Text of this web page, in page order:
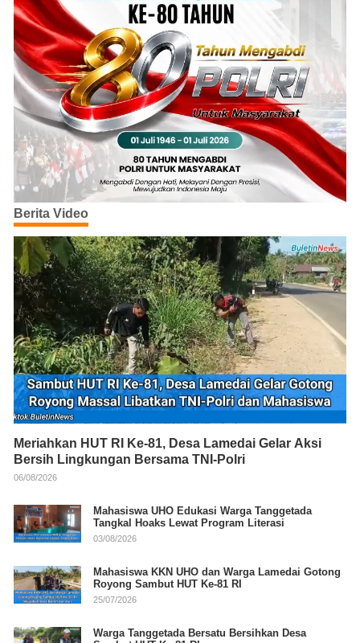
Berita Video
Meriahkan HUT RI Ke-81, Desa Lamedai Gelar Aksi
Bersih Lingkungan Bersama TNI-Polri
06/08/2026
Mahasiswa UHO Edukasi Warga Tanggetada
Tangkal Hoaks Lewat Program Literasi
03/08/2026
Mahasiswa KKN UHO dan Warga Lamedai Gotong
Royong Sambut HUT Ke-81 RI
25/07/2026
Warga Tanggetada Bersatu Bersihkan Desa